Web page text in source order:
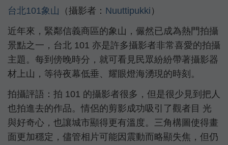
台北101象山 （攝影者： Nuuttipukki ）
近年來，緊鄰信義商區的象山，儼然已成為熱門拍攝
景點之一，台北 101 亦是許多攝影者非常喜愛的拍攝
主題。每到傍晚時分，就可看見民眾紛紛帶著攝影器
材上山，等待夜幕低垂、耀眼燈海湧現的時刻。
拍攝評語：拍 101 的攝影者很多，但是很少見到把人
也拍進去的作品。情侶的剪影成功吸引了觀者目 光
與好奇心，也讓城市顯得更有溫度。三角構圖使得畫
面更加穩定，儘管相片可能因震動而略顯失焦，但仍